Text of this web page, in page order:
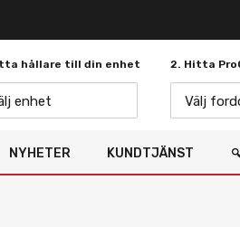
hållare till din enhet
enhet
2. Hitta
Välj
NYHETER KUNDTJÄNST